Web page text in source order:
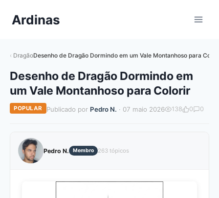
paraArdinas
DragãoDesenho de Dragão Dormindo em um Vale Montanhoso para
Desenho de Dragão Dormindo em
um Vale Montanhoso para Colorir
POPULAR Publicado por Pedro N. · 07 maio 2026 138 0 0
Pedro N. Membro 263 tópicos